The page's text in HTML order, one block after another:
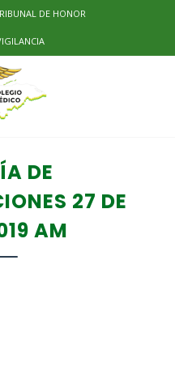
DE HONOR
DE
27 DE
AM